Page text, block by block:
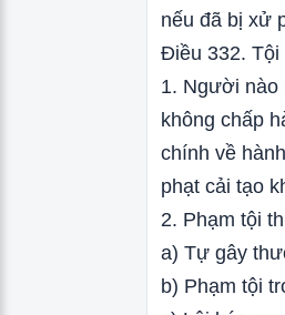
nếu đã bị xử
Điều 332. Tội
1. Người nào
không chấp
chính về
phạt cải tạo
2. Phạm tội
a) Tự gây
b) Phạm tội